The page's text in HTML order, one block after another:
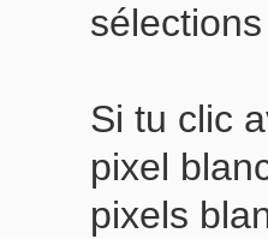
Si tu clic
pixel
pixels